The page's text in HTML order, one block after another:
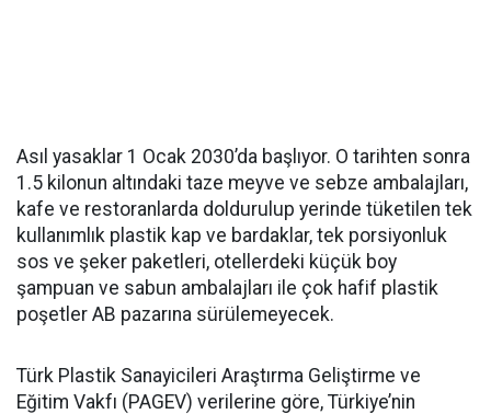
Asıl yasaklar 1 Ocak 2030’da başlıyor. O tarihten sonra
1.5 kilonun altındaki taze meyve ve sebze ambalajları,
kafe ve restoranlarda doldurulup yerinde tüketilen tek
kullanımlık plastik kap ve bardaklar, tek porsiyonluk
sos ve şeker paketleri, otellerdeki küçük boy
şampuan ve sabun ambalajları ile çok hafif plastik
poşetler AB pazarına sürülemeyecek.
Türk Plastik Sanayicileri Araştırma Geliştirme ve
Eğitim Vakfı (PAGEV) verilerine göre, Türkiye’nin